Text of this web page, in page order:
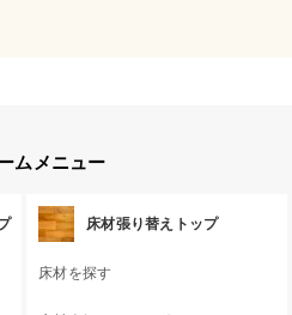
ムメニュー
床材張り替えトップ
床材を探す